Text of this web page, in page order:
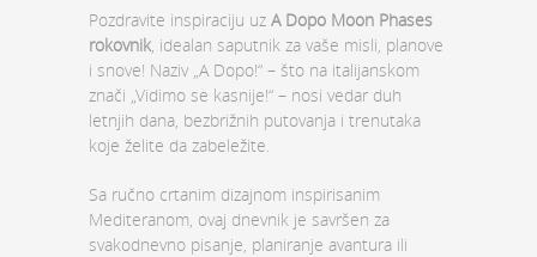
Pozdravite inspiraciju uz A Dopo Moon Phases
rokovnik, idealan saputnik za vaše misli, planove
i snove! Naziv „A Dopo!“ – što na italijanskom
znači „Vidimo se kasnije!“ – nosi vedar duh
letnjih dana, bezbrižnih putovanja i trenutaka
koje želite da zabeležite.
Sa ručno crtanim dizajnom inspirisanim
Mediteranom, ovaj dnevnik je savršen za
svakodnevno pisanje, planiranje avantura ili